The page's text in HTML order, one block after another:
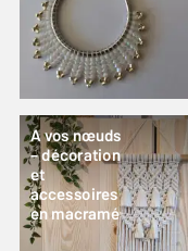
A vos nœuds
– décoration
et
accessoires
en macramé